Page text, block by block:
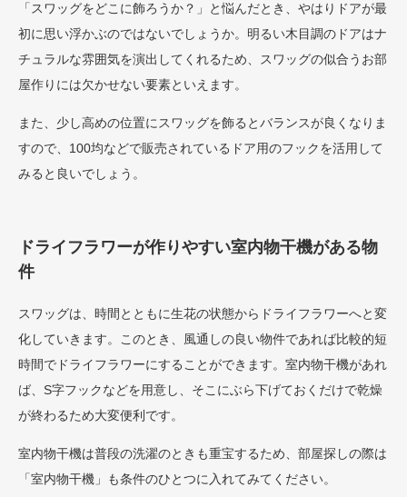
「スワッグをどこに飾ろうか？」と悩んだとき、やはりドアが最
初に思い浮かぶのではないでしょうか。明るい木目調のドアはナ
チュラルな雰囲気を演出してくれるため、スワッグの似合うお部
屋作りには欠かせない要素といえます。
また、少し高めの位置にスワッグを飾るとバランスが良くなりま
すので、100均などで販売されているドア用のフックを活用して
みると良いでしょう。
ドライフラワーが作りやすい室内物干機がある物
件
スワッグは、時間とともに生花の状態からドライフラワーへと変
化していきます。このとき、風通しの良い物件であれば比較的短
時間でドライフラワーにすることができます。室内物干機があれ
ば、S字フックなどを用意し、そこにぶら下げておくだけで乾燥
が終わるため大変便利です。
室内物干機は普段の洗濯のときも重宝するため、部屋探しの際は
「室内物干機」も条件のひとつに入れてみてください。